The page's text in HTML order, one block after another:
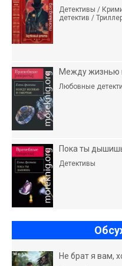
Детективы /
детектив /
Между жизнью
Любовные
Пока ты
Детективы
Не брат я вам,